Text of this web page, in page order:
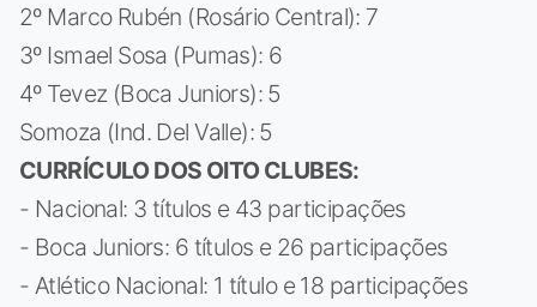
2º Marco Rubén (Rosário Central): 7
3º Ismael Sosa (Pumas): 6
4º Tevez (Boca Juniors): 5
Somoza (Ind. Del Valle): 5
CURRÍCULO DOS OITO CLUBES:
- Nacional: 3 títulos e 43 participações
- Boca Juniors: 6 títulos e 26 participações
- Atlético Nacional: 1 título e 18 participações